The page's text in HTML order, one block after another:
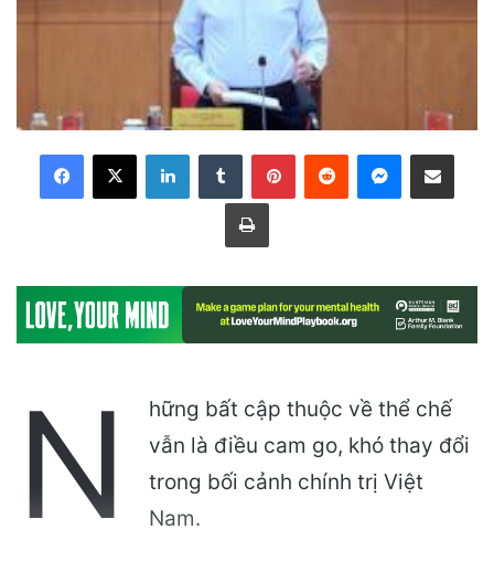
LinkedInTumblr PinterestReddit Messenger
Share via Email
Print
N
hững bất cập thuộc về thể chế
vẫn là điều cam go, khó thay đổi
trong bối cảnh chính trị Việt
Nam.